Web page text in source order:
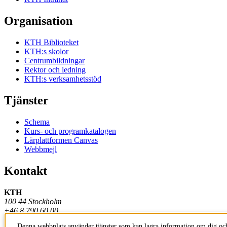
Organisation
KTH Biblioteket
KTH:s skolor
Centrumbildningar
Rektor och ledning
KTH:s verksamhetsstöd
Tjänster
Schema
Kurs- och programkatalogen
Lärplattformen Canvas
Webbmejl
Kontakt
KTH
100 44 Stockholm
+46 8 790 60 00